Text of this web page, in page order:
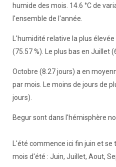
humide des mois. 14.6 °C de
l'ensemble de l'année.
L'humidité relative la plus
(75.57 %). Le plus bas en Juillet
Octobre (8.27 jours) a en
par mois. Le moins de jours de
jours).
Begur sont dans l'hémisphère
L'été commence ici fin juin et
mois d'été : Juin, Juillet, Aout,